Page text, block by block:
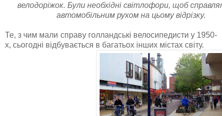
велодоріжок. Були необхідні світлофори, щоб
автомобільним рухом на цьому відрізку.
Те, з чим мали справу голландські велосипедисти у 1950-
х, сьогодні відбувається в багатьох інших містах світу.